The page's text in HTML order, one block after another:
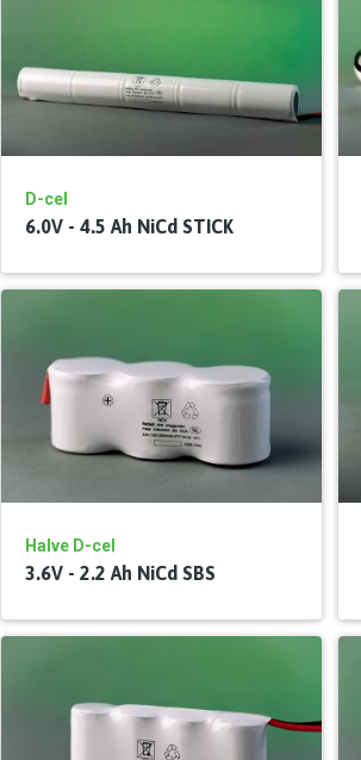
D-cel
6.0V - 4.5 Ah NiCd STICK
Halve D-cel
3.6V - 2.2 Ah NiCd SBS